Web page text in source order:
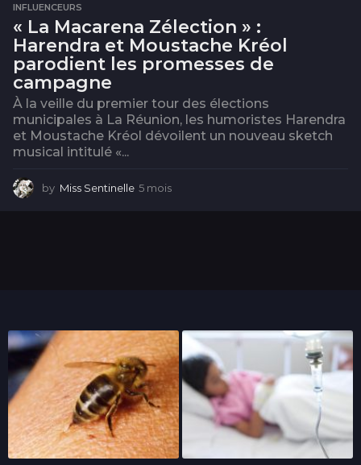
INFLUENCEURS
« La Macarena Zélection » :
Harendra et Moustache Kréol
parodient les promesses de
campagne
À la veille du premier tour des élections
municipales à La Réunion, les humoristes Harendra
et Moustache Kréol dévoilent un nouveau sketch
musical intitulé «...
by Miss Sentinelle 5 mois